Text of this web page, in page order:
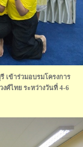
เข้าร่วมอบรมโครงการ
ศ์ไทย ระหว่างวันที่ 4-6